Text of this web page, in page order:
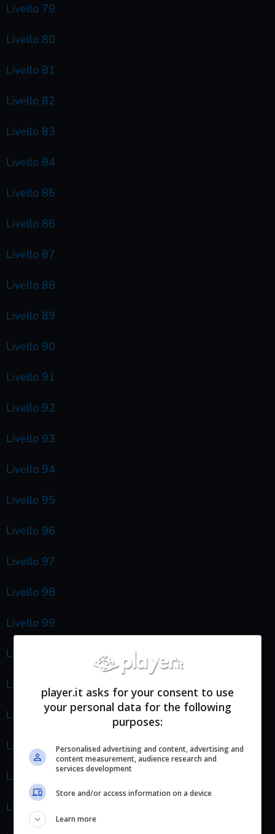
Livello 79
Livello 80
Livello 81
Livello 82
Livello 83
Livello 84
Livello 85
Livello 86
Livello 87
Livello 88
Livello 89
Livello 90
Livello 91
Livello 92
Livello 93
Livello 94
Livello 95
Livello 96
Livello 97
Livello 98
Livello 99
Livello 100
Livello 101
Livello 102
Livello 103
Livello 104
Livello 105
player.it asks for your consent to use
your personal data for the following
purposes:
Personalised advertising and content, advertising and
content measurement, audience research and
services development
Store and/or access information on a device
Learn more